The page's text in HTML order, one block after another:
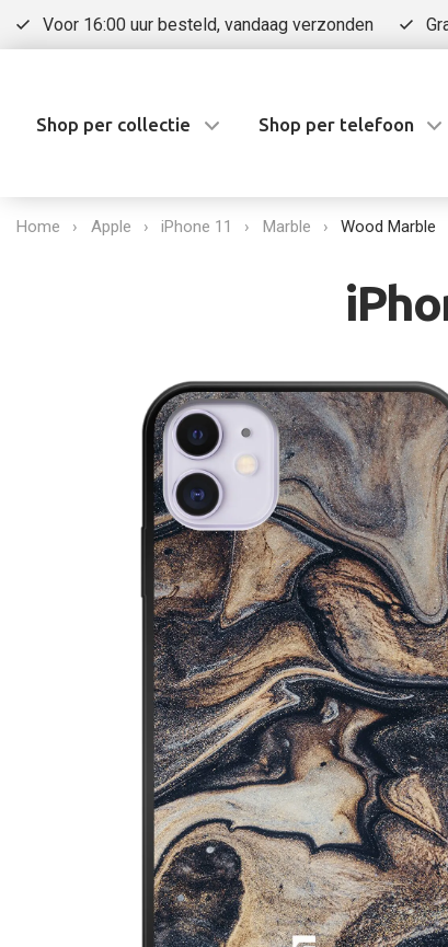
Voor 16:00 uur besteld, vandaag verzonden
Shop per collectie Shop per telefoon
Home Apple iPhone 11 Marble Wood Marble